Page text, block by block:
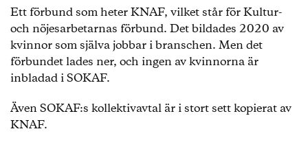
Ett förbund som heter KNAF, vilket står för Kultur-
och nöjesarbetarnas förbund. Det bildades 2020 av
kvinnor som själva jobbar i branschen. Men det
förbundet lades ner, och ingen av kvinnorna är
inbladad i SOKAF.
Även SOKAF:s kollektivavtal är i stort sett kopierat av
KNAF.